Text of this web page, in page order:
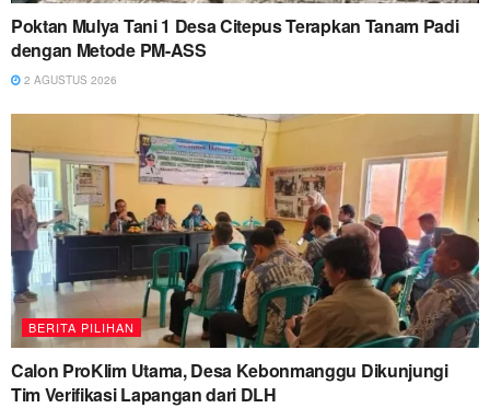
Poktan Mulya Tani 1 Desa Citepus Terapkan Tanam Padi
dengan Metode PM-ASS
2 AGUSTUS 2026
BERITA PILIHAN
Calon ProKlim Utama, Desa Kebonmanggu Dikunjungi
Tim Verifikasi Lapangan dari DLH